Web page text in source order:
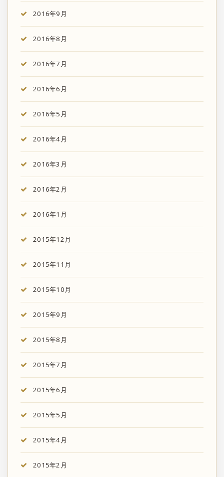
2016年9月
2016年8月
2016年7月
2016年6月
2016年5月
2016年4月
2016年3月
2016年2月
2016年1月
2015年12月
2015年11月
2015年10月
2015年9月
2015年8月
2015年7月
2015年6月
2015年5月
2015年4月
2015年2月